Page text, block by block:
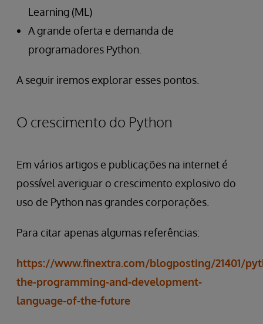
Learning (ML)
A grande oferta e demanda de
programadores Python.
A seguir iremos explorar esses pontos.
O crescimento do Python
Em vários artigos e publicações na internet é
possível averiguar o crescimento explosivo do
uso de Python nas grandes corporações.
Para citar apenas algumas referências:
https://www.finextra.com/blogposting/21401/
the-programming-and-development-
language-of-the-future